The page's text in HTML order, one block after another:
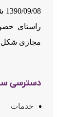
راستای
مجازی
دسترسی
خدمات